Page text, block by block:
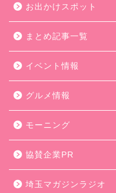
お出かけスポット
まとめ記事一覧
イベント情報
グルメ情報
モーニング
協賛企業PR
埼玉マガジンラジオ